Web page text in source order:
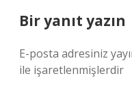
Bir yanıt yazın
E-posta adresiniz
ile işaretlenmişlerdir